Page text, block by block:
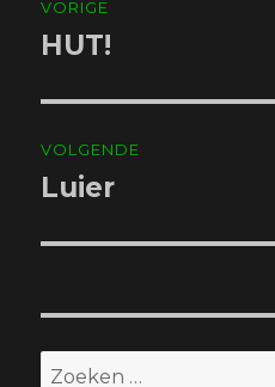
navigatie
VORIGE
Vorig
HUT!
VOLGENDE
Volgend
Luier
Zoeken